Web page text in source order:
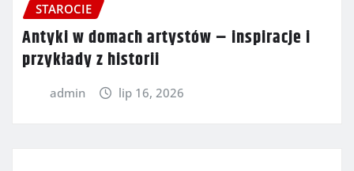
STAROCIE
Antyki w domach artystów – inspiracje i
przykłady z historii
admin lip 16, 2026